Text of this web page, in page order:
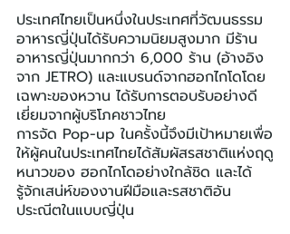
ประเทศไทยเป็นหนึ่งในประเทศที่วัฒนธรรม
อาหารญี่ปุ่นได้รับความนิยมสูงมาก มีร้าน
อาหารญี่ปุ่นมากกว่า 6,000 ร้าน (อ้างอิง
จาก JETRO) และแบรนด์จากฮอกไกโดโดย
เฉพาะของหวาน ได้รับการตอบรับอย่างดี
เยี่ยมจากผู้บริโภคชาวไทย
การจัด Pop-up ในครั้งนี้จึงมีเป้าหมายเพื่อ
ให้ผู้คนในประเทศไทยได้สัมผัสรสชาติแห่งฤดู
หนาวของ ฮอกไกโดอย่างใกล้ชิด และได้
รู้จักเสน่ห์ของงานฝีมือและรสชาติอัน
ประณีตในแบบญี่ปุ่น